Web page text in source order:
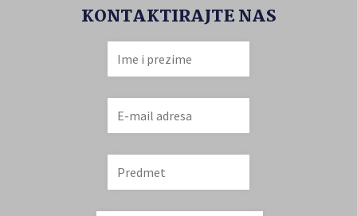
KONTAKTIRAJTE NAS